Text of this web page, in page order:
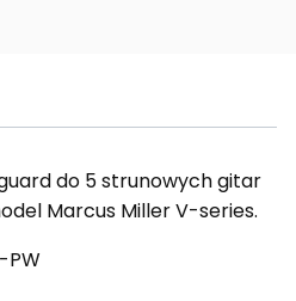
do 5 strunowych gitar
Marcus Miller V-series.
PW